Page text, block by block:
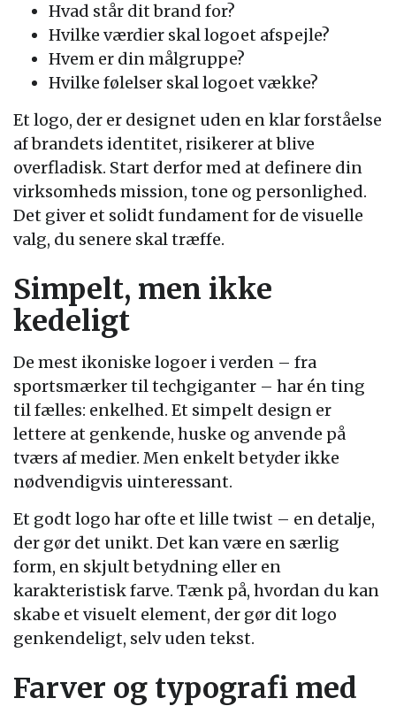
Hvad står dit brand for?
Hvilke værdier skal logoet afspejle?
Hvem er din målgruppe?
Hvilke følelser skal logoet vække?
Et logo, der er designet uden en klar forståelse
af brandets identitet, risikerer at blive
overfladisk. Start derfor med at definere din
virksomheds mission, tone og personlighed.
Det giver et solidt fundament for de visuelle
valg, du senere skal træffe.
Simpelt, men ikke
kedeligt
De mest ikoniske logoer i verden – fra
sportsmærker til techgiganter – har én ting
til fælles: enkelhed. Et simpelt design er
lettere at genkende, huske og anvende på
tværs af medier. Men enkelt betyder ikke
nødvendigvis uinteressant.
Et godt logo har ofte et lille twist – en detalje,
der gør det unikt. Det kan være en særlig
form, en skjult betydning eller en
karakteristisk farve. Tænk på, hvordan du kan
skabe et visuelt element, der gør dit logo
genkendeligt, selv uden tekst.
Farver og typografi med